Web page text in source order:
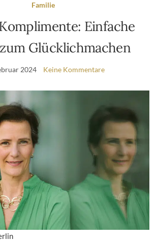
Familie
Einfache
Glücklichmachen
2024 Keine Kommentare